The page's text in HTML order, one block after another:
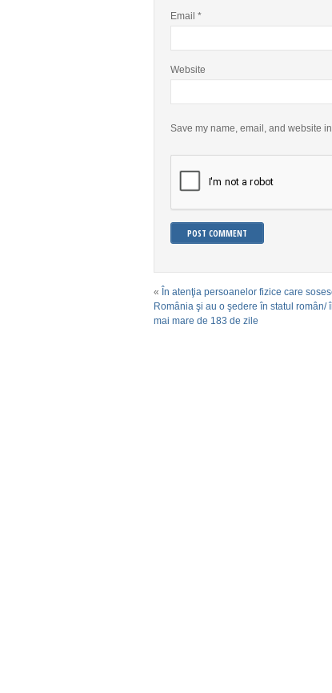
Email *
Website
Save my name, email, and website
« În atenţia persoanelor fizice care
România şi au o şedere în statul român/
mai mare de 183 de zile